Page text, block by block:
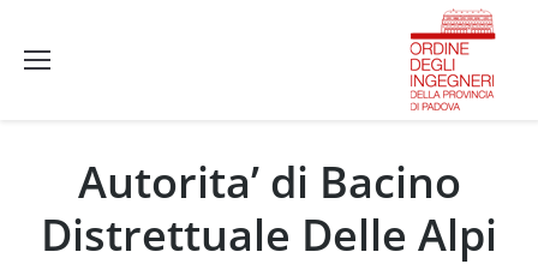
Autorita’ di Bacino
Distrettuale Delle Alpi